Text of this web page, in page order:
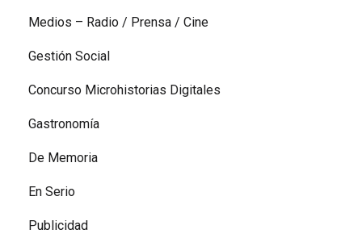
Medios – Radio / Prensa / Cine
Gestión Social
Concurso Microhistorias Digitales
Gastronomía
De Memoria
En Serio
Publicidad